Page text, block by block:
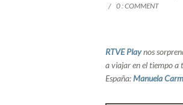
0 : COMMENT
RTVE Playnos
a viajar en el tiempo a
España:Manuela